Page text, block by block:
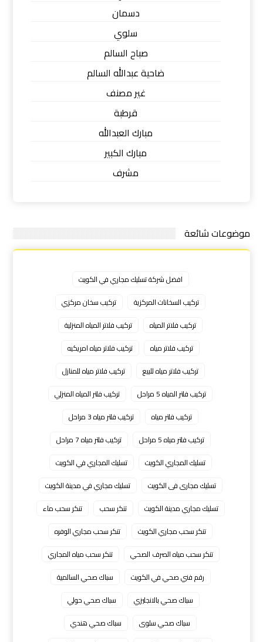
دسمان
سلوي
صباح السالم
ضاحية عبدالله السالم
غير مصنف
قرطبة
مبارك العبدالله
مبارك الكبير
مشرف
موضوعات شائعة
افضل شركة تسليك مجاري في الكويت
تركيب السخانات المركزية
تركيب سخان مركزي
تركيب فلاتر المياه
تركيب فلاتر المياه المنزلية
تركيب فلاتر مياه
تركيب فلاتر مياه امريكيه
تركيب فلاتر مياه للبيع
تركيب فلاتر مياه للمنازل
تركيب فلتر المياه 5 مراحل
تركيب فلتر المياه المنزلي
تركيب فلتر مياه
تركيب فلتر مياه 3 مراحل
تركيب فلتر مياه 5 مراحل
تركيب فلتر مياه 7 مراحل
تسليك المجاري الكويت
تسليك المجاري في الكويت
تسليك مجارى فى الكويت
تسليك مجاري في مدينة الكويت
تسليك مجاري مدينة الكويت
تنكر سحب
تنكر سحب ماء
تنكر سحب مجاري الكويت
تنكر سحب مجاري الوفره
تنكر سحب مياه الصرف الصحي
تنكر سحب مياه المجاري
رقم فني صحي في الكويت
سباك صحي السالمية
سباك صحي بالانجليزي
سباك صحي حولي
سباك صحي سلوى
سباك صحي هندي